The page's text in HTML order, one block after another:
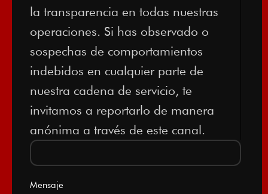
la transparencia en todas nuestras
operaciones. Si has observado o
sospechas de comportamientos
indebidos en cualquier parte de
nuestra cadena de servicio, te
invitamos a reportarlo de manera
anónima a través de este canal.
Mensaje